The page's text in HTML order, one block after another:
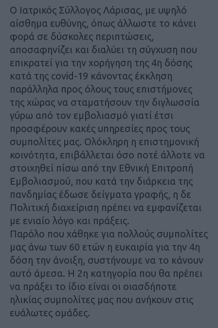
Ο Ιατρικός Σύλλογος Λάρισας, με υψηλό
αίσθημα ευθύνης, όπως άλλωστε το κάνει
φορά σε δύσκολες περιπτώσεις,
αποσαφηνίζει και διαλύει τη σύγχυση που
επικρατεί για την χορήγηση της 4η δόσης
κατά της covid-19 κάνοντας έκκληση
παράλληλα προς όλους τους επιστήμονες
της χώρας να σταματήσουν την διγλωσσία
γύρω από τον εμβολιασμό γιατί έτσι
προσφέρουν κακές υπηρεσίες προς τους
συμπολίτες μας. Ολόκληρη η επιστημονική
κοινότητα, επιβάλλεται όσο ποτέ άλλοτε να
στοιχηθεί πίσω από την Εθνική Επιτροπή
Εμβολιασμού, που κατά την διάρκεια της
πανδημίας έδωσε δείγματα γραφής, η δε
Πολιτική διαχείριση πρέπει να εμφανίζεται
με ενιαίο λόγο και πράξεις.
Παρόλο που χάθηκε για πολλούς συμπολίτες
μας άνω των 60 ετών η ευκαιρία για την 4η
δόση την άνοιξη, συστήνουμε να το κάνουν
αυτό άμεσα. Η 2η κατηγορία που θα πρέπει
να πράξει το ίδιο είναι οι οιασδήποτε
ηλικίας συμπολίτες μας που ανήκουν στις
ευάλωτες ομάδες.